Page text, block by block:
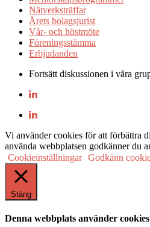
Nätverksträffar
Årets bolagsjurist
Vår- och höstmöte
Föreningsstämma
Erbjudanden
Fortsätt diskussionen i våra
Vi använder cookies för att förbättra
använda webbplatsen godkänner du
Cookieinställningar Godkänn
Stäng
Denna webbplats använder cookies